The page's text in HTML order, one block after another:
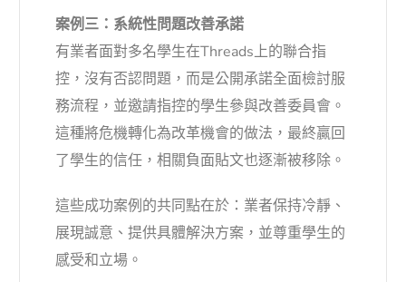
案例三：系統性問題改善承諾
有業者面對多名學生在Threads上的聯合指
控，沒有否認問題，而是公開承諾全面檢討服
務流程，並邀請指控的學生參與改善委員會。
這種將危機轉化為改革機會的做法，最終贏回
了學生的信任，相關負面貼文也逐漸被移除。
這些成功案例的共同點在於：業者保持冷靜、
展現誠意、提供具體解決方案，並尊重學生的
感受和立場。